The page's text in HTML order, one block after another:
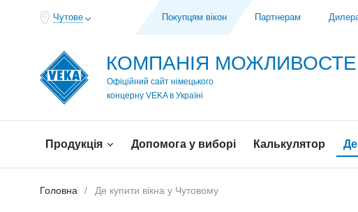
Чутове Покупцям вікон Партнерам
КОМПАНІЯ
Офіційний сайт німецького
концерну VEKA в Україні
Продукція Допомога у виборі Калькулятор
Головна Де купити вiкна у Чутовому